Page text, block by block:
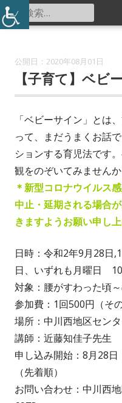
コ
ン
中川
メ
検
索:
2020年08月01日
【子育て】ベビ
「ベビーサイン」とは
って、まだうまくお話
ションする育児法です
観をのぞいてみませんか
＊新型コロナウイルス
中止・延期される場合
きますようお願い申し上
日時：令和2年9月28日
日、いずれも月曜日
対象：腰がすわった頃
参加費：1回500円（そ
場所：中川西地区セン
講師：近藤知佳子先生
申し込み開始：8月28
（先着順）
お問い合わせ：中川